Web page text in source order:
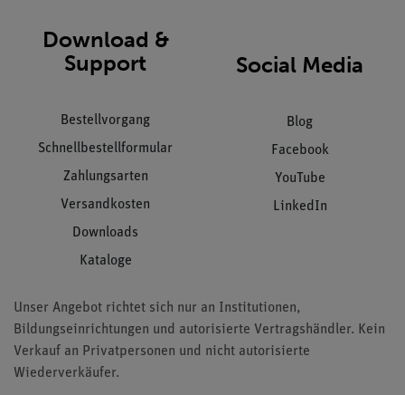
Download &
Support
Bestellvorgang
Schnellbestellformular
Zahlungsarten
Versandkosten
Downloads
Kataloge
Social Media
Blog
Facebook
YouTube
LinkedIn
Unser Angebot richtet sich nur an Institutionen,
Bildungseinrichtungen und autorisierte Vertragshändler. Kein
Verkauf an Privatpersonen und nicht autorisierte
Wiederverkäufer.